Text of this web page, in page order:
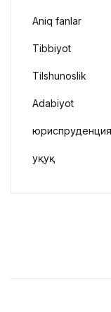
Aniq fanlar
Tibbiyot
Tilshunoslik
Adabiyot
юриспруденция
Ҳуқуқ